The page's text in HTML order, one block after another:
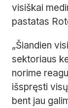
visiškai
pastatas
„Šiandien
sektoriaus
norime
išspręsti
bent jau